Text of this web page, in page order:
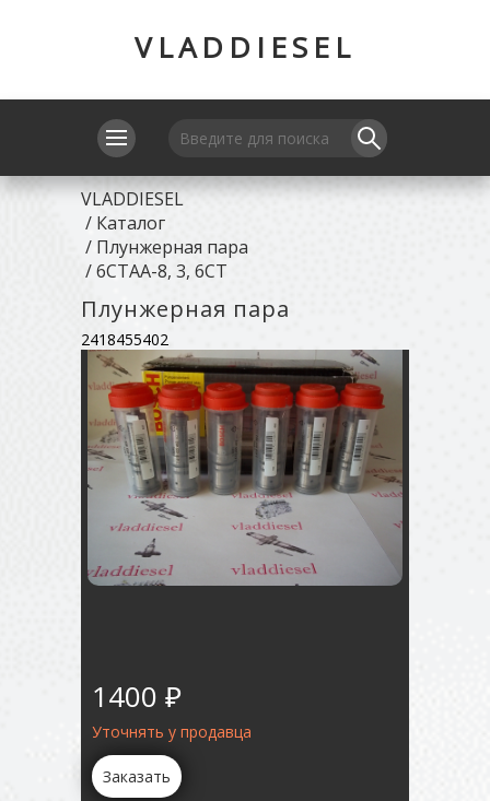
VLADDIESEL
VLADDIESEL
/ Каталог
/ Плунжерная пара
/6CTAA-8, 3, 6CT
Плунжерная пара
2418455402
1400 ₽
Уточнять у продавца
Заказать